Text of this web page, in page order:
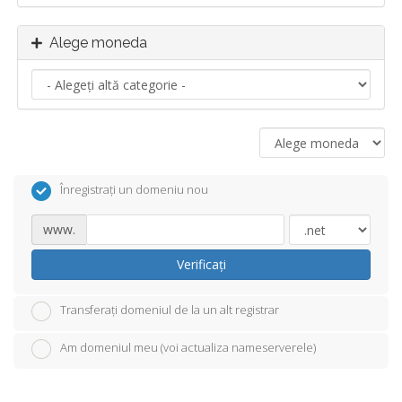
Alege moneda
Înregistrați un domeniu nou
www.
Verificați
Transferați domeniul de la un alt registrar
Am domeniul meu (voi actualiza nameserverele)